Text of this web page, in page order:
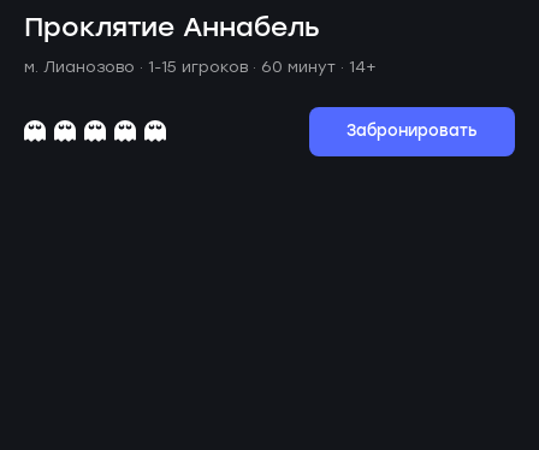
Проклятие Аннабель
м. Лианозово · 1-15 игроков · 60 минут · 14+
Забронировать